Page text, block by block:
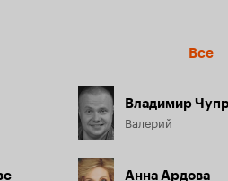
безумием. Не ладятся
даже совместная жизнь со
Все
Владимир
Валерий
Анна Ардова